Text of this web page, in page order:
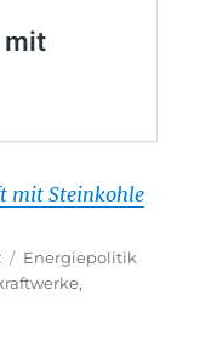
mit Steinkohle
Kategorien
Energiepolitik
,